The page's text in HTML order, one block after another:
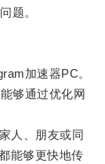
题。
加速器PC。
够通过优化网
人、朋友或同
能够更快地传